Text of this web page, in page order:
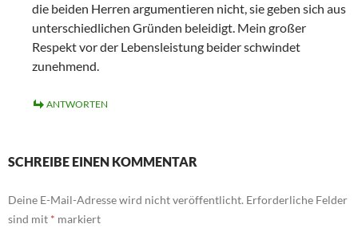
die beiden Herren argumentieren nicht, sie geben sich aus
unterschiedlichen Gründen beleidigt. Mein großer
Respekt vor der Lebensleistung beider schwindet
zunehmend.
ANTWORTEN
SCHREIBE EINEN KOMMENTAR
Deine E-Mail-Adresse wird nicht veröffentlicht. Erforderliche Felder
sind mit * markiert